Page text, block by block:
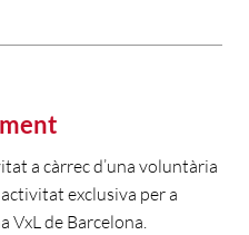
a càrrec d’una voluntària
exclusiva per a
VxL de Barcelona.